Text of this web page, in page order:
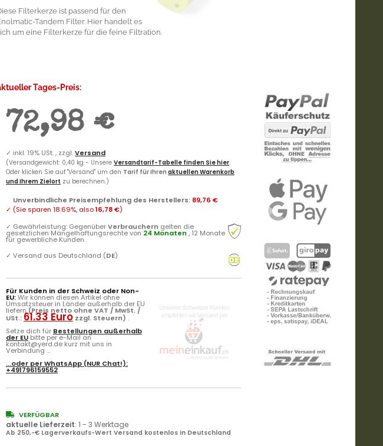
Filterkerze ist passend für den
Tandem Filter. Hier handelt es
um eine Filterkerze für die feine Filtration.
Tages-Preis:
72,98 €
✓ inkl. 19% USt. , zzgl.Versand
(Versandgewicht: 0,40 kg - Unsere Versandtarif-Tabelle finden Sie hier.
Oder klicken Sie auf "Versand" um den Tarif für Ihren aktuellen Warenkorb
und Ihrem Zielort zu berechnen.)
Unverbindliche Preisempfehlung des Herstellers: 89,76 €
✓ (Sie sparen 18.69%, also16,78 €)
✓ Gewährleistung: GegenüberVerbrauchern gelten die
gesetzlichen Mängelhaftungsrechte von 24 Monaten , 12 Monate
für gewerbliche Kunden.
✓ Versand aus Deutschland (DE)
Für Kunden in der Schweiz oder Non-
EU:Wir können diesen Artikel ohne
Umsatzsteuer in Länder außerhalb der EU
liefern(Preis netto ohne VAT / MwSt. /
USt.: 61.33 Euro zzgl. Steuern) .
Setze dich für Bestellungen außerhalb
der EU bitte per e-Mail an
kontakt@yerd.de kurz mit uns in
Verbindung ...
...oder perWhatsApp (NUR Chat!):
+491796159552
VERFÜGBAR
aktuelle Lieferzeit: 1 - 3 Werktage
Ab 250,-€ Lagerverkaufs-Wert Versand kostenlos in Deutschland